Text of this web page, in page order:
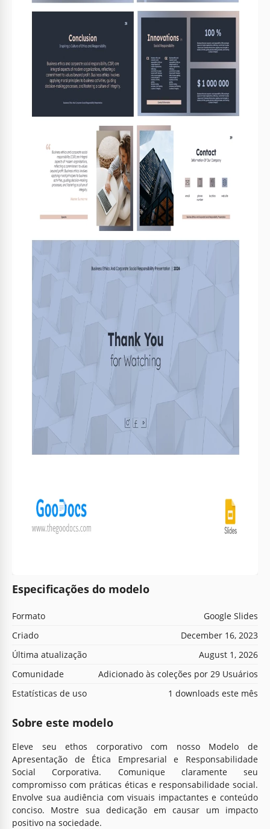
Especificações do modelo
Formato
Google Slides
Criado
December 16, 2023
Última atualização
August 1, 2026
Comunidade
Adicionado às coleções por 29 Usuários
Estatísticas de uso
1 downloads este mês
Sobre este modelo
Eleve seu ethos corporativo com nosso Modelo de
Apresentação de Ética Empresarial e Responsabilidade
Social Corporativa. Comunique claramente seu
compromisso com práticas éticas e responsabilidade social.
Envolve sua audiência com visuais impactantes e conteúdo
conciso. Mostre sua dedicação em causar um impacto
positivo na sociedade.